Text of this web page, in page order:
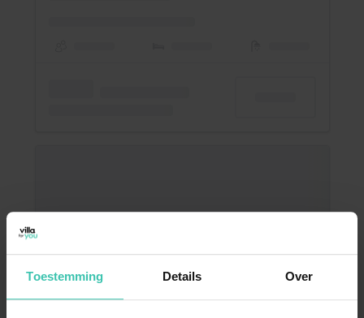
Toestemming Details Over